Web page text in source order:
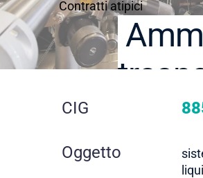
Contratti atipici
gara
CIG
Oggetto